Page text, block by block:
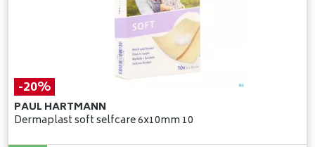
-20%
PAUL HARTMANN
Dermaplast soft selfcare 6x10mm 10